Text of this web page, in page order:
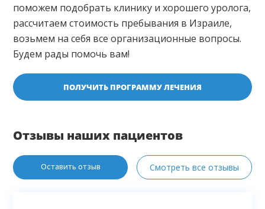
поможем подобрать клинику и хорошего уролога,
рассчитаем стоимость пребывания в Израиле,
возьмем на себя все организационные вопросы.
Будем рады помочь вам!
ПОЛУЧИТЬ ПРОГРАММУ ЛЕЧЕНИЯ
Отзывы наших пациентов
Оставить отзыв Смотреть все отзывы